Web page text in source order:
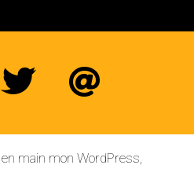
main mon WordPress,